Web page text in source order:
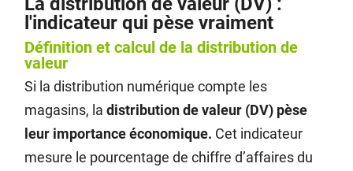
l'indicateur qui pèse vraiment
Définition et calcul de la distribution de
valeur
Si la distribution numérique compte les
magasins, ladistribution de valeur (DV) pèse
leur importance économique. Cet indicateur
mesure le pourcentage de chiffre d’affaires du